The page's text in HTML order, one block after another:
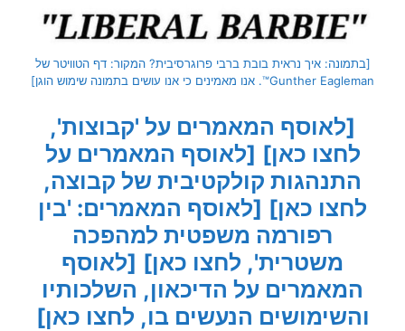
[בתמונה: איך נראית בובת ברבי פרוגרסיבית? המקור: דף הטוויטר של
Gunther Eagleman™. אנו מאמינים כי אנו עושים בתמונה שימוש הוגן]
[לאוסף המאמרים על 'קבוצות',
לחצו כאן] [לאוסף המאמרים על
התנהגות קולקטיבית של קבוצה,
לחצו כאן] [לאוסף המאמרים: 'בין
רפורמה משפטית למהפכה
משטרית', לחצו כאן] [לאוסף
המאמרים על הדיכאון, השלכותיו
והשימושים הנעשים בו, לחצו כאן]